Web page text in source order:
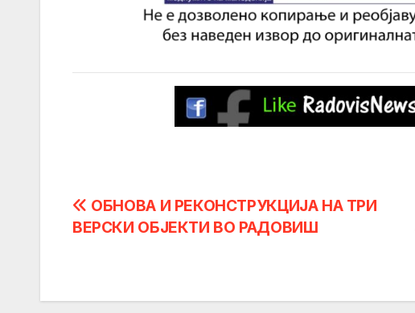
Post
navigation
ОБНОВА И РЕКОНСТРУКЦИЈА НА ТРИ
ВЕРСКИ ОБЈЕКТИ ВО РАДОВИШ